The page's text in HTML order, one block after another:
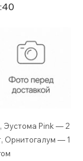
Эустома Pink — 2
Орнитогалум — 1